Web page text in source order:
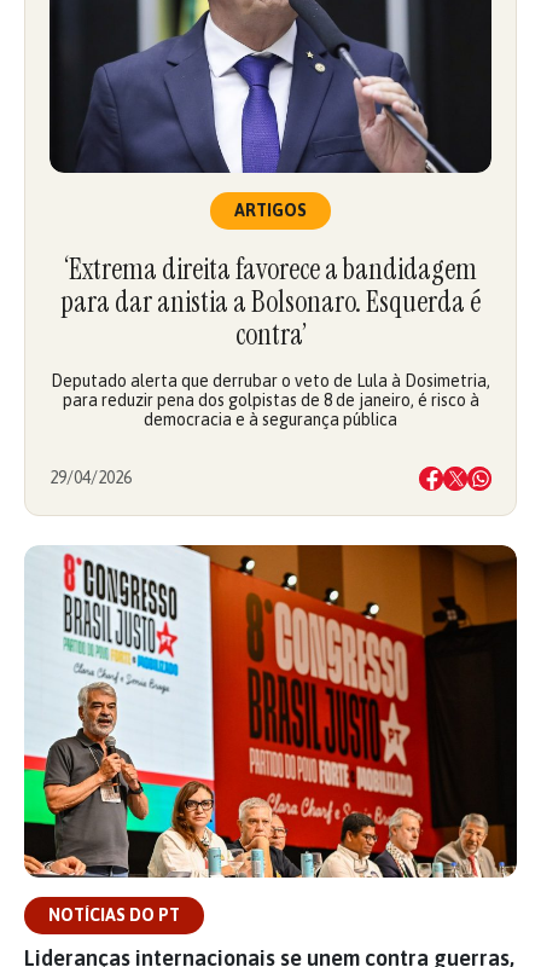
ARTIGOS
‘Extrema direita favorece a bandidagem
para dar anistia a Bolsonaro. Esquerda é
contra’
Deputado alerta que derrubar o veto de Lula à Dosimetria,
para reduzir pena dos golpistas de 8 de janeiro, é risco à
democracia e à segurança pública
29/04/2026
NOTÍCIAS DO PT
Lideranças internacionais se unem contra guerras,